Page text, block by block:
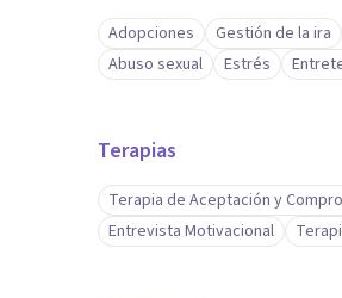
Adopciones Gestión de la ira
Abuso sexual
Estrés
Terapias
Terapia de Aceptación y
Entrevista Motivacional